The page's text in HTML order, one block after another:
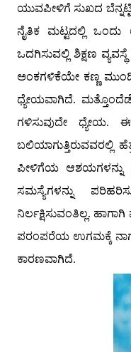
ಯುವಪೀಳಿಗೆ ಸುಖದ
ನೈತಿಕ ಮಟ್ಟದಲ್ಲಿ ಒಂದು
ಒದಗಿಸುವಲ್ಲಿ ಶಿಕ್ಷಣ
ಅಂಕಗಳಿಕೆಯೇ ಕಣ್ಣ
ಧ್ಯೇಯವಾಗಿದೆ.
ಗಳಿಸುವುದೇ ಧ್ಯೇಯ.
ಬಲಿಯಾಗುತ್ತಿರುವವರಲ್ಲಿ
ಪೀಳಿಗೆಯ ಆಶಯಗಳನ್ನು
ಸಮಸ್ಯೆಗಳನ್ನು
ನಿರ್ಲಕ್ಷಿಸುವಂತಿಲ್ಲ. ಹಾಗಾಗಿ
ಪರಂಪರೆಯ ಉಗಮಕ್ಕೆ
ಕಾರಣವಾಗಿದೆ.